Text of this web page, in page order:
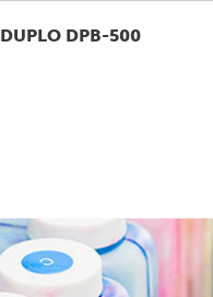
DUPLO DPB-500